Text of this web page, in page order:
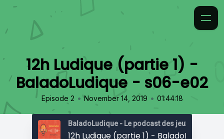
12h Ludique (partie 1) -
BaladoLudique - s06-e02
Episode 2 • November 14, 2019 • 01:44:18